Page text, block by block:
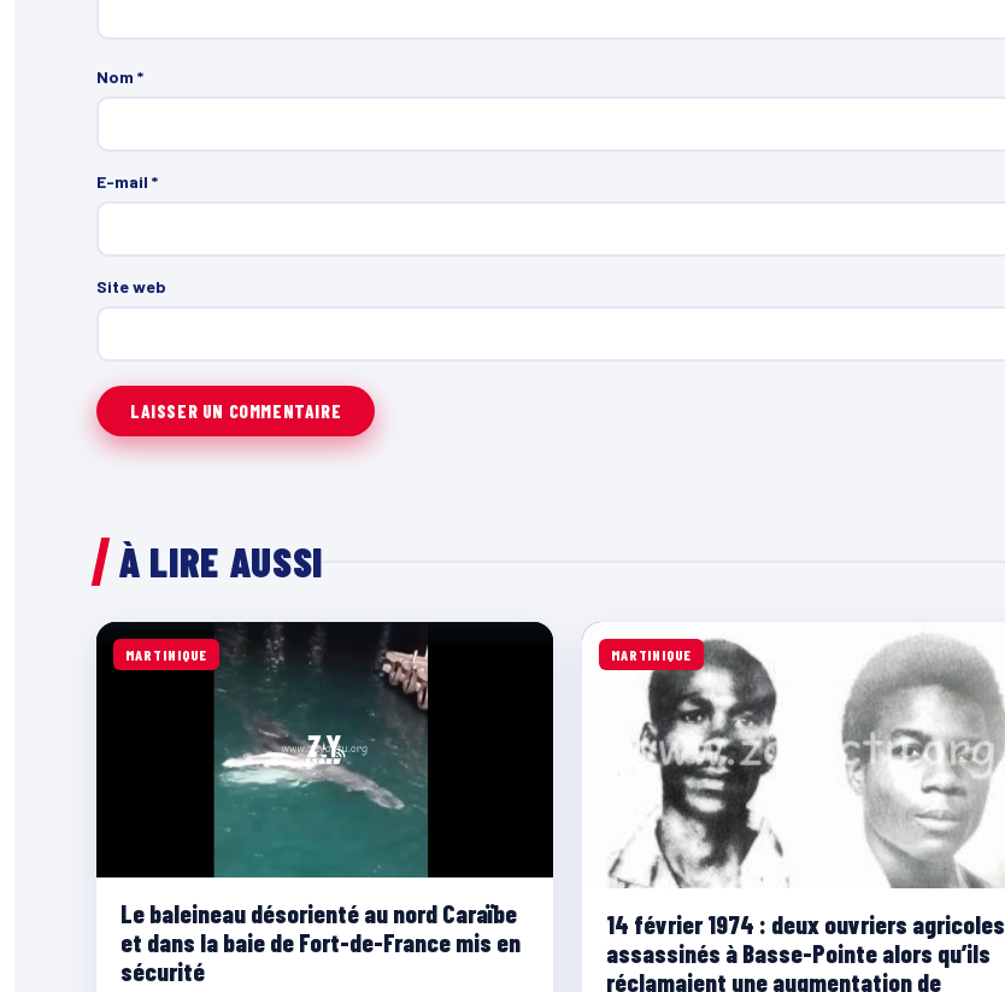
Nom *
E-mail *
Site web
À LIRE AUSSI
MARTINIQUE
Le baleineau désorienté au nord Caraïbe
et dans la baie de Fort-de-France mis en
sécurité
MARTINIQUE
14 février 1974 : deux ouvriers agricoles
assassinés à Basse-Pointe alors qu’ils
réclamaient une augmentation de